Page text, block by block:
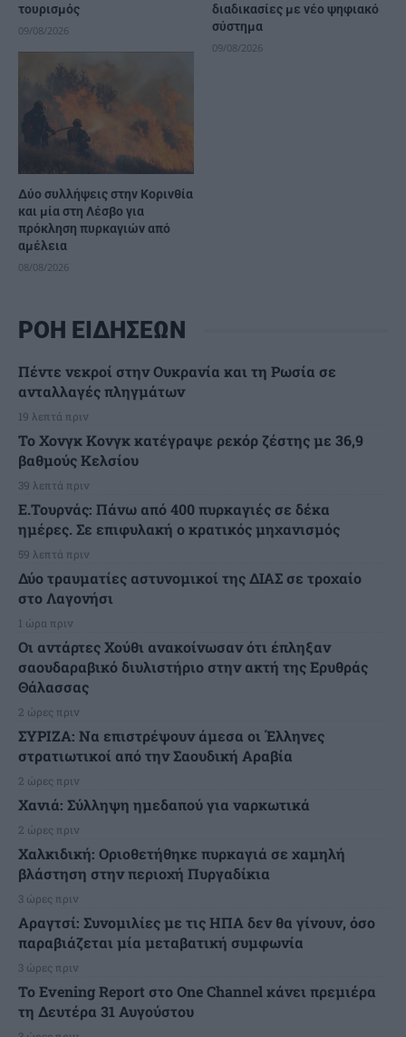
τουρισμός
09/08/2026
διαδικασίες με νέο ψηφιακό
σύστημα
09/08/2026
Δύο συλλήψεις στην Κορινθία
και μία στη Λέσβο για
πρόκληση πυρκαγιών από
αμέλεια
08/08/2026
ΡΟΗ ΕΙΔΗΣΕΩΝ
Πέντε νεκροί στην Ουκρανία και τη Ρωσία σε
ανταλλαγές πληγμάτων
19 λεπτά πριν
Το Χονγκ Κονγκ κατέγραψε ρεκόρ ζέστης με 36,9
βαθμούς Κελσίου
39 λεπτά πριν
Ε.Τουρνάς: Πάνω από 400 πυρκαγιές σε δέκα
ημέρες. Σε επιφυλακή ο κρατικός μηχανισμός
59 λεπτά πριν
Δύο τραυματίες αστυνομικοί της ΔΙΑΣ σε τροχαίο
στο Λαγονήσι
1 ώρα πριν
Οι αντάρτες Χούθι ανακοίνωσαν ότι έπληξαν
σαουδαραβικό διυλιστήριο στην ακτή της Ερυθράς
Θάλασσας
2 ώρες πριν
ΣΥΡΙΖΑ: Να επιστρέψουν άμεσα οι Έλληνες
στρατιωτικοί από την Σαουδική Αραβία
2 ώρες πριν
Χανιά: Σύλληψη ημεδαπού για ναρκωτικά
2 ώρες πριν
Χαλκιδική: Οριοθετήθηκε πυρκαγιά σε χαμηλή
βλάστηση στην περιοχή Πυργαδίκια
3 ώρες πριν
Αραγτσί: Συνομιλίες με τις ΗΠΑ δεν θα γίνουν, όσο
παραβιάζεται μία μεταβατική συμφωνία
3 ώρες πριν
Το Evening Report στο One Channel κάνει πρεμιέρα
τη Δευτέρα 31 Αυγούστου